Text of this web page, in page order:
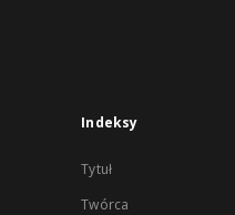
Indeksy
Tytuł
Twórca